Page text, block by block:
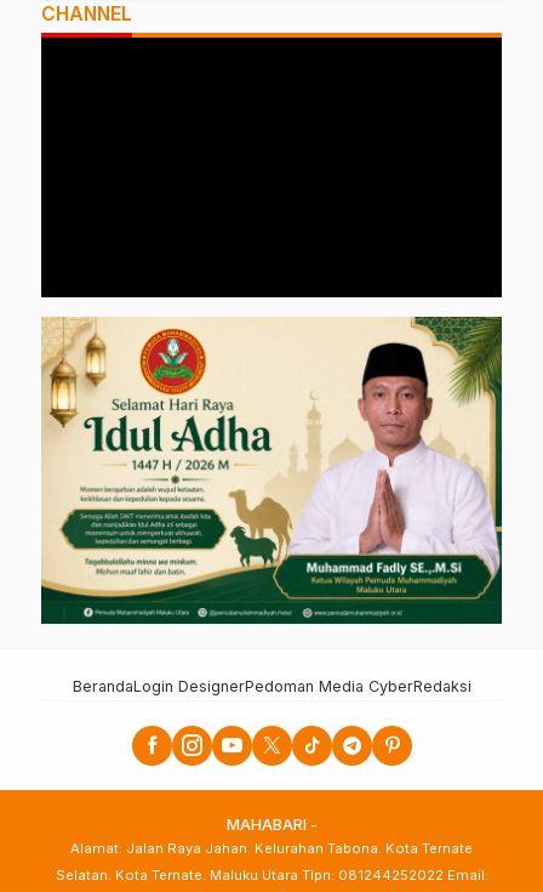
CHANNEL
BerandaLogin DesignerPedoman Media CyberRedaksi
MAHABARI -
Alamat: Jalan Raya Jahan. Kelurahan Tabona. Kota Ternate
Selatan. Kota Ternate. Maluku Utara Tlpn: 081244252022 Email: